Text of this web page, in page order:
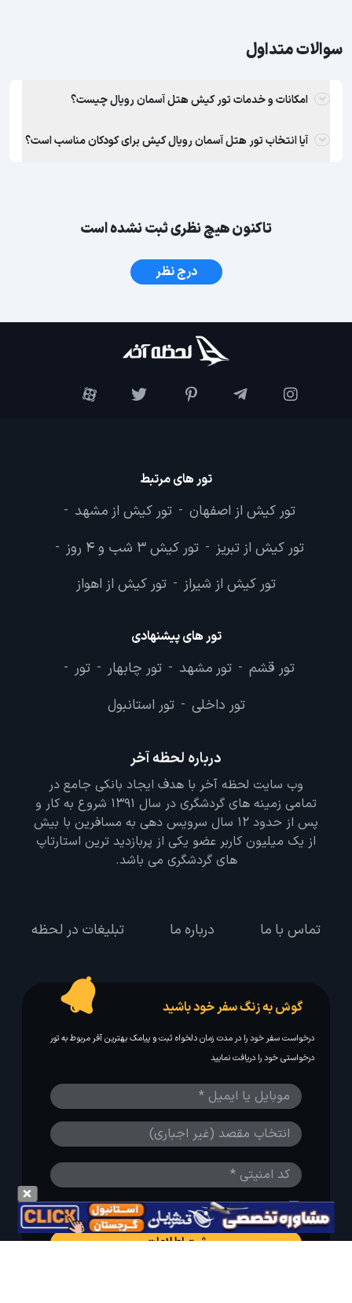
سوالات متداول
امکانات و خدمات تور کیش هتل آسمان رویال چیست؟
آیا انتخاب تور هتل آسمان رویال کیش برای کودکان مناسب است؟
تاکنون هیچ نظری ثبت نشده است
درج نظر
تور های مرتبط
تور کیش از اصفهان - تور کیش از مشهد -
تور کیش از تبریز - تور کیش 3 شب و 4 روز -
تور کیش از شیراز - تور کیش از اهواز
تور های پیشنهادی
تور قشم - تور مشهد - تور چابهار - تور -
تور داخلی - تور استانبول
درباره لحظه آخر
وب سایت لحظه آخر با هدف ایجاد بانکی جامع در
تمامی زمینه های گردشگری در سال 1391 شروع به کار و
پس از حدود 12 سال سرویس دهی به مسافرین با بیش
از یک میلیون کاربر عضو یکی از پربازدید ترین استارتاپ
های گردشگری می باشد.
تماس با ما درباره ما تبلیغات در لحظه
گوش به زنگ سفر خود باشید
درخواست سفر خود را در مدت زمان دلخواه ثبت و پیامک بهترین آفر مربوط به تور
درخواستی خود را دریافت نمایید
مایلم ایمیل و یا پیامک خبرنامه دریافت کنم.